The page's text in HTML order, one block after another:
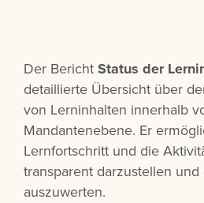
Der BerichtStatus der
detaillierte Übersicht über
von Lerninhalten innerhalb
Mandantenebene. Er
Lernfortschritt und die
transparent darzustellen
auszuwerten.